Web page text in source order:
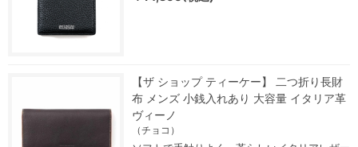
【ザ ショップ ティーケー】 二つ折り長財
布 メンズ 小銭入れあり 大容量 イタリア革
ヴィーノ
（チョコ）